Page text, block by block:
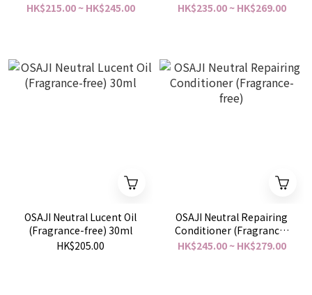
HK$215.00 ~ HK$245.00
HK$235.00 ~ HK$269.00
OSAJI Neutral Lucent Oil
(Fragrance-free) 30ml
HK$205.00
OSAJI Neutral Repairing
Conditioner (Fragrance-
free)
HK$245.00 ~ HK$279.00